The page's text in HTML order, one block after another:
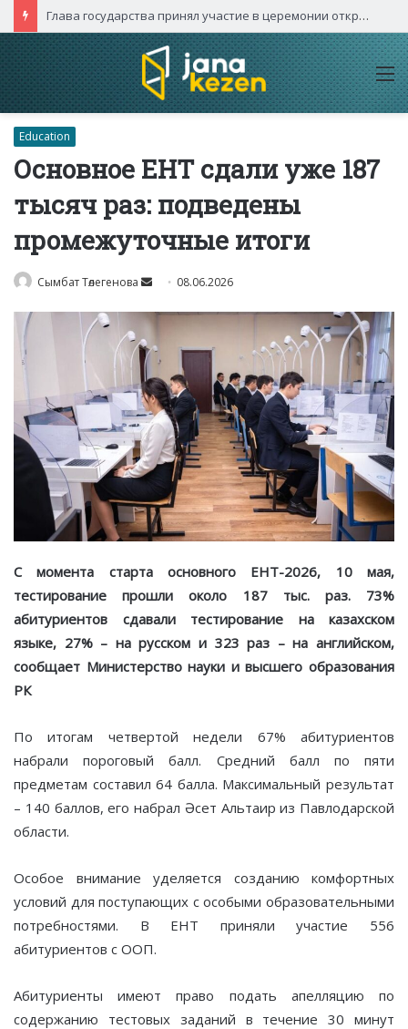
Глава государства принял участие в церемонии открытия международного турнира «Игры будущего – 2026»
Education
Основное ЕНТ сдали уже 187
тысяч раз: подведены
промежуточные итоги
Сымбат Төлегенова
Send
email
08.06.2026
С момента старта основного ЕНТ-2026, 10 мая,
тестирование прошли около 187тыс. раз. 73%
абитуриентов сдавали тестирование на казахском
языке, 27% – на русском и 323 раз – на английском,
сообщает Министерство науки и высшего образования
РК
По итогам четвертой недели 67% абитуриентов
набрали пороговый балл. Средний балл по пяти
предметам составил 64 балла. Максимальный результат
– 140 баллов, его набрал Әсет Альтаир из Павлодарской
области.
Особое внимание уделяется созданию комфортных
условий для поступающих с особыми образовательными
потребностями. В ЕНТ приняли участие 556
абитуриентов с ООП.
Абитуриенты имеют право подать апелляцию по
содержанию тестовых заданий в течение 30 минут